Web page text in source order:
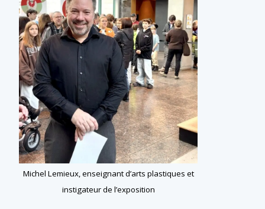
Michel Lemieux, enseignant d’arts plastiques et
instigateur de l’exposition